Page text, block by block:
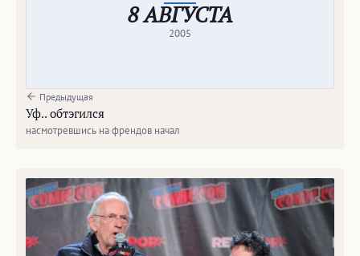
8 АВГУСТА
2005
Предыдущая
Уф.. обтэгился
насмотревшись на френдов начал